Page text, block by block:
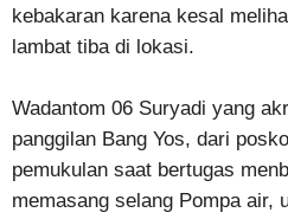
kebakaran karena kesal
lambat tiba di lokasi.
Wadantom 06 Suryadi yang
panggilan Bang Yos, dari
pemukulan saat bertugas
memasang selang Pompa air,